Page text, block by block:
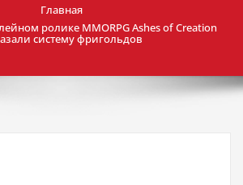
Главная
ролике MMORPG Ashes of Creation
систему фригольдов